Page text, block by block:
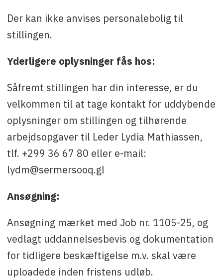
Der kan ikke anvises personalebolig til
stillingen.
Yderligere oplysninger fås hos:
Såfremt stillingen har din interesse, er du
velkommen til at tage kontakt for uddybende
oplysninger om stillingen og tilhørende
arbejdsopgaver til Leder Lydia Mathiassen,
tlf. +299 36 67 80 eller e-mail:
lydm@sermersooq.gl
Ansøgning:
Ansøgning mærket med Job nr. 1105-25, og
vedlagt uddannelsesbevis og dokumentation
for tidligere beskæftigelse m.v. skal være
uploadede inden fristens udløb.